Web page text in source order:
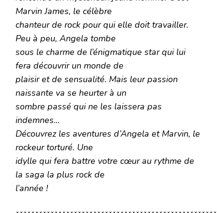
Marvin James, le célèbre
chanteur de rock pour qui elle doit travailler.
Peu à peu, Angela tombe
sous le charme de l’énigmatique star qui lui
fera découvrir un monde de
plaisir et de sensualité. Mais leur passion
naissante va se heurter à un
sombre passé qui ne les laissera pas
indemnes…
Découvrez les aventures d’Angela et Marvin, le
rockeur torturé. Une
idylle qui fera battre votre cœur au rythme de
la saga la plus rock de
l’année !